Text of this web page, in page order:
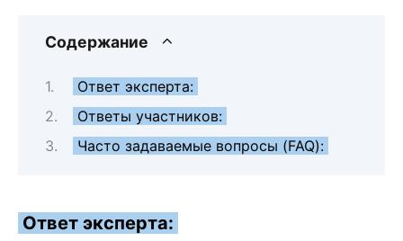
Содержание
Ответ эксперта:
Ответы участников:
Часто задаваемые вопросы (FAQ):
Ответ эксперта: